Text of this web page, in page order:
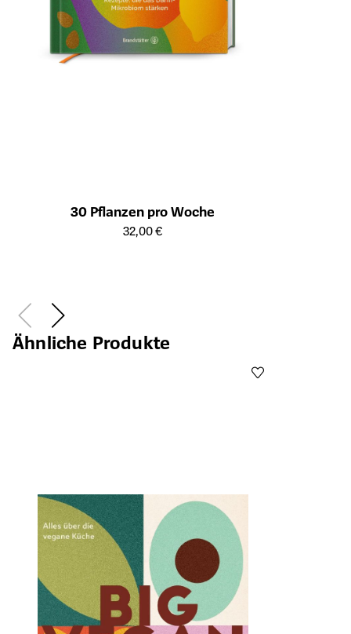
30 Pflanzen pro Woche
Öffnet die Detailseite des Produkts
32,00 €
Ähnliche Produkte